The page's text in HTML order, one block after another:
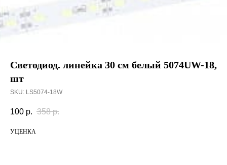
Светодиод. линейка 30 см белый 5074UW-18,
шт
SKU: LS5074-18W
100 р. 358 р.
УЦЕНКА